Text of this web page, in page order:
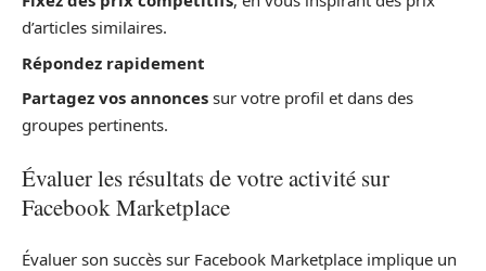
d’articles similaires.
Répondez rapidement
Partagez vos annonces sur votre profil et dans des
groupes pertinents.
Évaluer les résultats de votre activité sur
Facebook Marketplace
Évaluer son succès sur Facebook Marketplace implique un